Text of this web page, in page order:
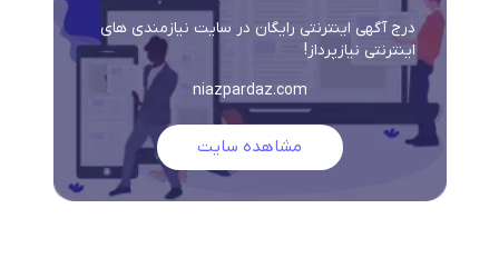
درج آگهی اینترنتی رایگان در سایت نیازمندی های
اینترنتی نیازپرداز!
niazpardaz.com
مشاهده سایت